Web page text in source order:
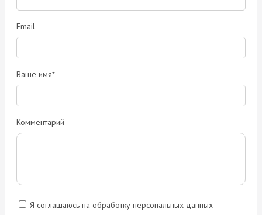
Email
Ваше имя*
Комментарий
Я соглашаюсь на обработку персональных данных